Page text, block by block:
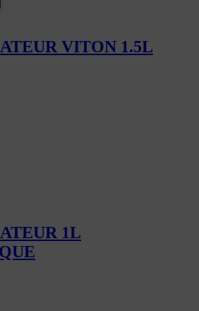
VITON 1.5L
1L